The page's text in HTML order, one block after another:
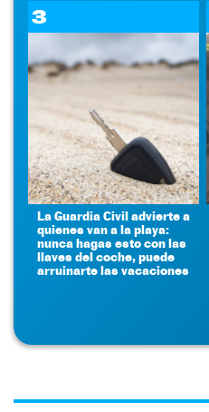
3
La Guardia Civil advierte a
quienes van a la playa:
nunca hagas esto con las
llaves del coche, puede
arruinarte las vacaciones